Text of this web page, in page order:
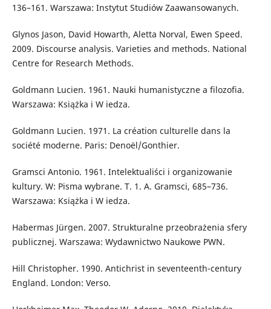
136–161. Warszawa: Instytut Studiów Zaawansowanych.
Glynos Jason, David Howarth, Aletta Norval, Ewen Speed.
2009. Discourse analysis. Varieties and methods. National
Centre for Research Methods.
Goldmann Lucien. 1961. Nauki humanistyczne a filozofia.
Warszawa: Książka i W iedza.
Goldmann Lucien. 1971. La création culturelle dans la
société moderne. Paris: Denoël/Gonthier.
Gramsci Antonio. 1961. Intelektualiści i organizowanie
kultury. W: Pisma wybrane. T. 1. A. Gramsci, 685–736.
Warszawa: Książka i W iedza.
Habermas Jürgen. 2007. Strukturalne przeobrażenia sfery
publicznej. Warszawa: Wydawnictwo Naukowe PWN.
Hill Christopher. 1990. Antichrist in seventeenth-century
England. London: Verso.